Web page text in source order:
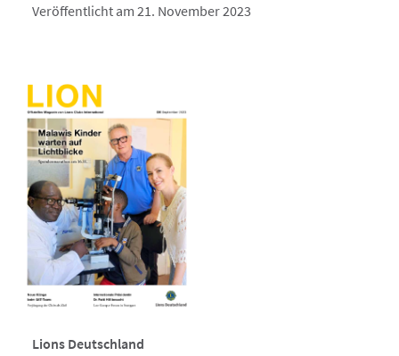
Veröffentlicht am 21. November 2023
Lions Deutschland